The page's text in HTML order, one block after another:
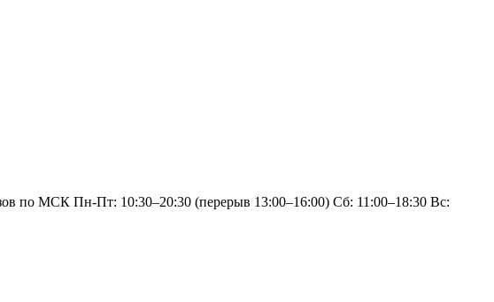
по МСК Пн-Пт: 10:30–20:30 (перерыв 13:00–16:00) Сб: 11:00–18:30 Вс: